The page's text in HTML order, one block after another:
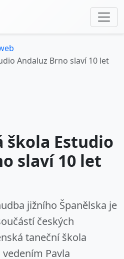
Andaluz Brno slaví 10 let
škola Estudio
slaví 10 let
jižního Španělska je
českých
taneční škola
Pavla